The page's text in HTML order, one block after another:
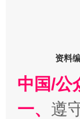
千
资料
中国/公
一、 遵